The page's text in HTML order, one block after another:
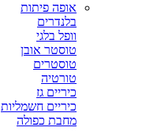
אופה פיתות
בלנדרים
וופל בלגי
טוסטר אובן
טוסטרים
טורטיה
כיריים גז
כיריים חשמליות
מחבת כפולה